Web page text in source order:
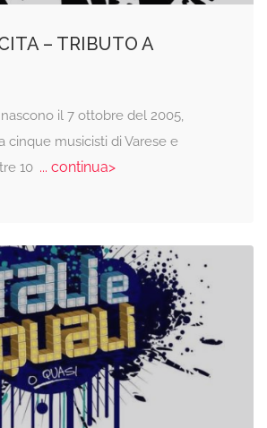
– TRIBUTO A
il 7 ottobre del 2005,
cinque musicisti di Varese e
10... continua>